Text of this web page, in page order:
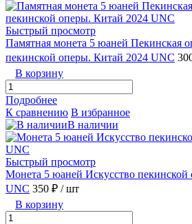
Быстрый просмотр
Памятная монета 5 юаней Пекинская
пекинской оперы. Китай 2024 UNC
В корзину
Подробнее
К сравнению В избранное
В наличии
Быстрый просмотр
Монета 5 юаней Искусство
UNC 350 ₽ / шт
В корзину